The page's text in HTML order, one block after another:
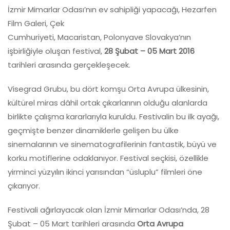
İzmir Mimarlar Odası’nın ev sahipliği yapacağı, Hezarfen
Film Galeri, Çek
Cumhuriyeti, Macaristan, Polonyave Slovakya’nın
işbirliğiyle oluşan festival,28 Şubat – 05 Mart 2016
tarihleri arasında gerçekleşecek.
Visegrad Grubu, bu dört komşu Orta Avrupa ülkesinin,
kültürel miras dâhil ortak çıkarlarının olduğu alanlarda
birlikte çalışma kararlarıyla kuruldu. Festivalin bu ilk ayağı,
geçmişte benzer dinamiklerle gelişen bu ülke
sinemalarının ve sinematografilerinin fantastik, büyü ve
korku motiflerine odaklanıyor. Festival seçkisi, özellikle
yirminci yüzyılın ikinci yarısından “üsluplu” filmleri öne
çıkarıyor.
Festivali ağırlayacak olan İzmir Mimarlar Odası’nda, 28
Şubat – 05 Mart tarihleri arasında Orta Avrupa